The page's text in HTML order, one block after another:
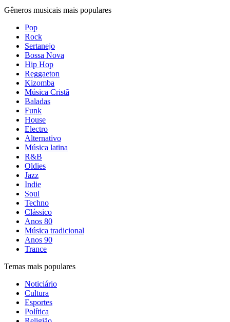
Gêneros musicais mais populares
Pop
Rock
Sertanejo
Bossa Nova
Hip Hop
Reggaeton
Kizomba
Música Cristã
Baladas
Funk
House
Electro
Alternativo
Música latina
R&B
Oldies
Jazz
Indie
Soul
Techno
Clássico
Anos 80
Música tradicional
Anos 90
Trance
Temas mais populares
Noticiário
Cultura
Esportes
Política